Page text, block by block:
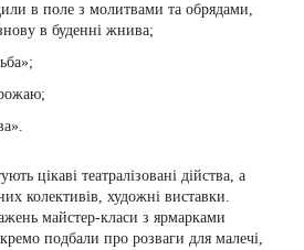
в поле з молитвами та обрядами,
в буденні жнива;
цікаві театралізовані дійства, а
колективів, художні виставки.
майстер-класи з ярмарками
подбали про розваги для малечі,